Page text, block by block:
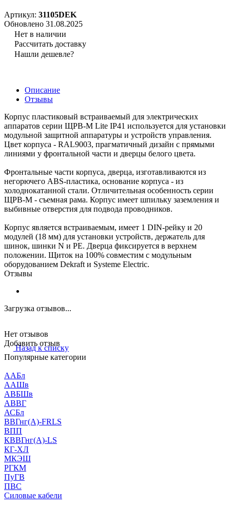
Артикул: 31105DEK
Обновлено 31.08.2025
Нет в наличии
Рассчитать доставку
Нашли дешевле?
Описание
Отзывы
Корпус пластиковый встраиваемый для электрических
аппаратов серии ЩРВ-М Lite IP41 используется для установки
модульной защитной аппаратуры и устройств управления.
Цвет корпуса - RAL9003, прагматичный дизайн с прямыми
линиями у фронтальной части и дверцы белого цвета.
Фронтальные части корпуса, дверца, изготавливаются из
негорючего ABS-пластика, основание корпуса - из
холоднокатанной стали. Отличительная особенность серии
ЩРВ-М - съемная рама. Корпус имеет шпильку заземления и
выбивные отверстия для подвода проводников.
Корпус является встраиваемым, имеет 1 DIN-рейку и 20
модулей (18 мм) для установки устройств, держатель для
шинок, шинки N и PE. Дверца фиксируется в верхнем
положении. Щиток на 100% совместим с модульным
оборудованием Dekraft и Systeme Electric.
Отзывы
Загрузка отзывов...
Нет отзывов
Добавить отзыв
Назад к списку
Популярные категории
ААБл
ААШв
АВБШв
АВВГ
АСБл
ВВГнг(А)-FRLS
ВПП
КВВГнг(А)-LS
КГ-ХЛ
МКЭШ
РГКМ
ПуГВ
ПВС
Силовые кабели